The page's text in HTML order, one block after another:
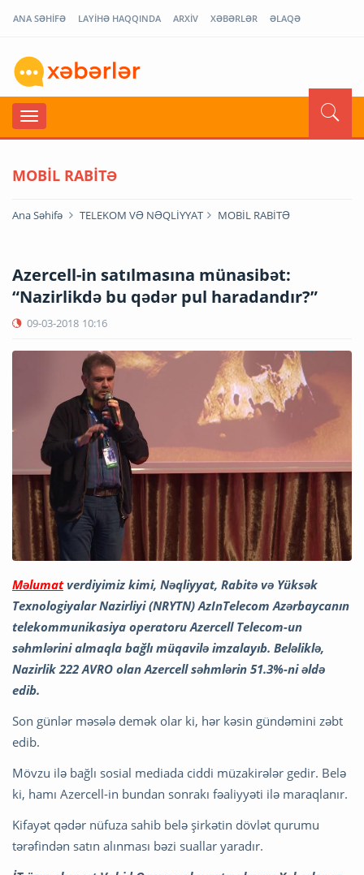
ANA SƏHİFƏ LAYİHƏ HAQQINDA ARXİV XƏBƏRLƏR ƏLAQƏ
MOBİL RABİTƏ
Ana Səhifə TELEKOM VƏ NƏQLİYYAT MOBİL RABİTƏ
Azercell-in satılmasına münasibət:
“Nazirlikdə bu qədər pul haradandır?”
09-03-2018 10:16
Məlumatverdiyimiz kimi, Nəqliyyat, Rabitə və Yüksək
Texnologiyalar Nazirliyi (NRYTN) AzInTelecom Azərbaycanın
telekommunikasiya operatoru Azercell Telecom-un
səhmlərini almaqla bağlı müqavilə imzalayıb. Beləliklə,
Nazirlik 222 AVRO olan Azercell səhmlərin 51.3%-ni əldə
edib.
Son günlər məsələ demək olar ki, hər kəsin gündəmini zəbt
edib.
Mövzu ilə bağlı sosial mediada ciddi müzakirələr gedir. Belə
ki, hamı Azercell-in bundan sonrakı fəaliyyəti ilə maraqlanır.
Kifayət qədər nüfuza sahib belə şirkətin dövlət qurumu
tərəfindən satın alınması bəzi suallar yaradır.